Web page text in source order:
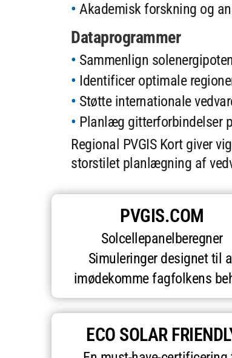
Akademisk forskning og
Dataprogrammer
Sammenlign
Identificer optimale
Støtte internationale
Planlæg gitterforbindelser
Regional PVGIS Kort giver
storstilet planlægning af
PVGIS.COM
Solcellepanelberegner
Simuleringer designet til
imødekomme fagfolkens
ECO SOLAR